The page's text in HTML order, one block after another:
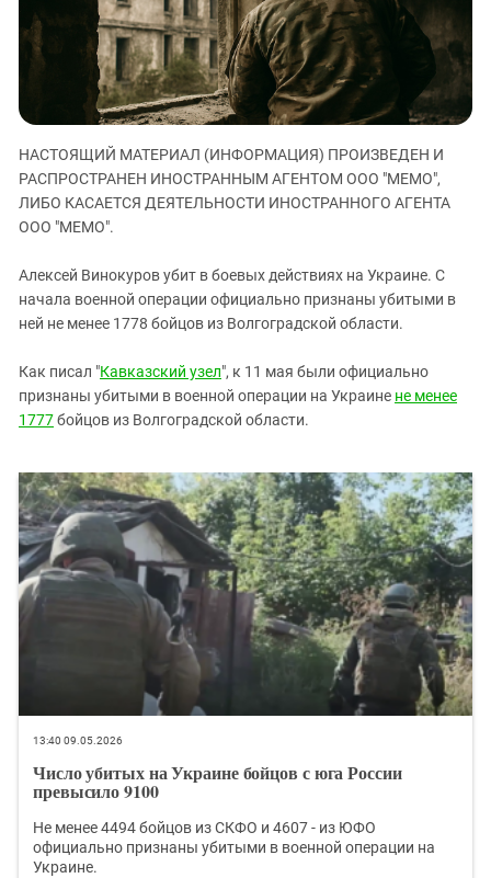
ЗАСТАВЛЯЕТ
КАВКАЗ ЗА ПАЛЕСТИНУ
ИНАКОМЫСЛИЕ В ЧЕЧНЕ
ПРЕСЛЕДОВАНИЕ АКТИВИСТОВ
МОБИЛИЗАЦИЯ И ПРОТЕСТЫ
Дагестан
Ингушетия
Кабардино-Балкария
Калмыкия
Карачаево-Черкесия
Краснодарский край
Нагорный Карабах
Ростовская область
Северная Осетия - Алания
Ставропольский край
Чечня
Южный Кавказ
ЮФО
НАСТОЯЩИЙ МАТЕРИАЛ (ИНФОРМАЦИЯ) ПРОИЗВЕДЕН И
РАСПРОСТРАНЕН ИНОСТРАННЫМ АГЕНТОМ ООО "МЕМО",
ЛИБО КАСАЕТСЯ ДЕЯТЕЛЬНОСТИ ИНОСТРАННОГО АГЕНТА
ООО "МЕМО".
Алексей Винокуров убит в боевых действиях на Украине. С
начала военной операции официально признаны убитыми в
ней не менее 1778 бойцов из Волгоградской области.
Как писал "Кавказский узел", к 11 мая были официально
признаны убитыми в военной операции на Украине не менее
1777бойцов из Волгоградской области.
13:40 09.05.2026
Число убитых на Украине бойцов с юга России
превысило 9100
Не менее 4494 бойцов из СКФО и 4607 - из ЮФО
официально признаны убитыми в военной операции на
Украине.